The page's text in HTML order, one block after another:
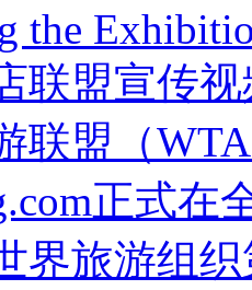
the
联盟宣传视
联盟（
正式在
界旅游组